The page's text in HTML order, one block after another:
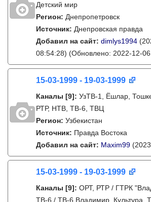
Детский мир
Регион: Днепропетровск
Источник: Днепровская правда
Добавил на сайт: dimlys1994
08:54:28) (Обновлено: 2022-12-
15-03-1999 - 19-03-1999
Каналы [9]: УзТВ-1, Ëшлар,
РТР, НТВ, ТВ-6, ТВЦ
Регион: Узбекистан
Источник: Правда Востока
Добавил на сайт: Maxim99
15-03-1999 - 19-03-1999
Каналы [9]: ОРТ, РТР / ГТРК
ТВ-6 / ТВ-6 Владимир, Культура,